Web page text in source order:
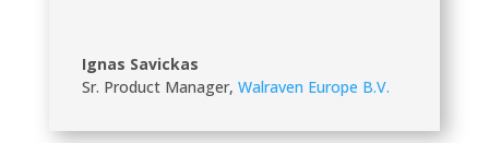
Ignas Savickas
Sr. Product Manager, Walraven Europe B.V.